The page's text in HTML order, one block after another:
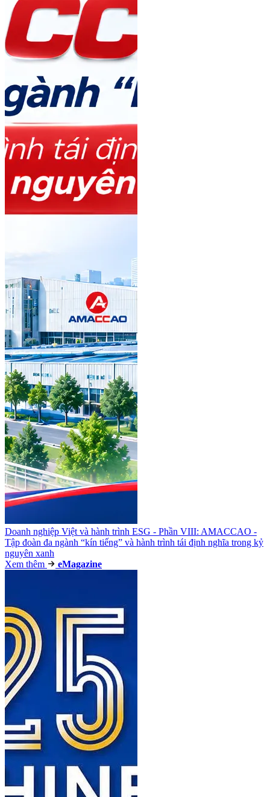
Doanh nghiệp Việt và hành trình ESG - Phần VIII: AMACCAO -
Tập đoàn đa ngành “kín tiếng” và hành trình tái định nghĩa trong kỷ
nguyên xanh
Xem thêm
eMagazine